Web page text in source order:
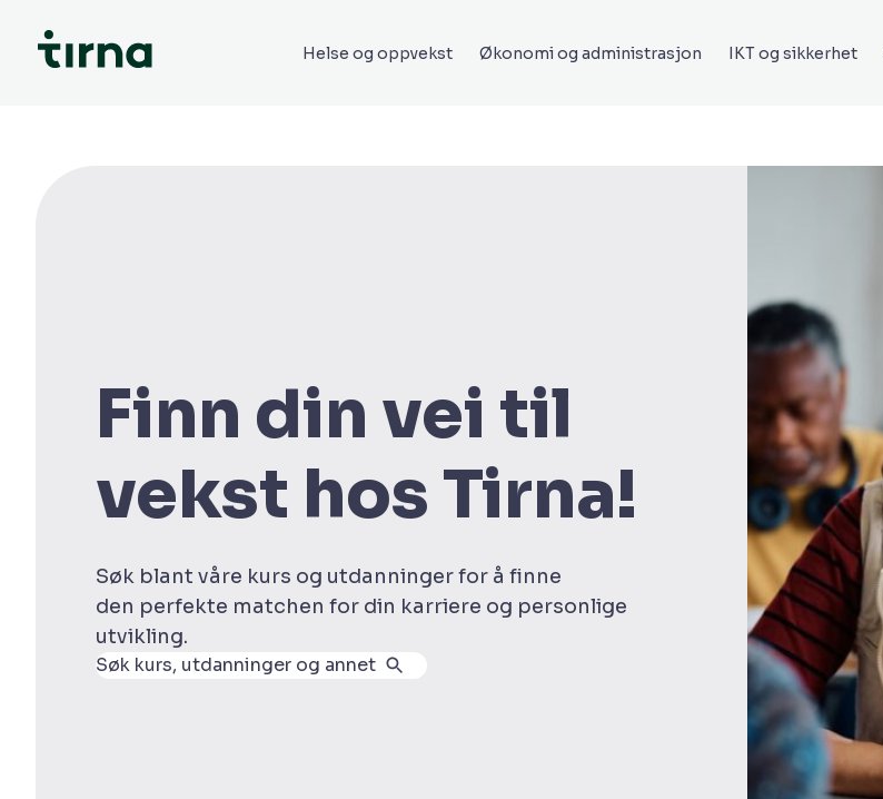
Helse og oppvekst Økonomi og administrasjon IKT og sikkerhet
Finn din vei til
vekst hos Tirna!
Søk blant våre kurs og utdanninger for å finne
den perfekte matchen for din karriere og personlige
utvikling.
Søk kurs, utdanninger og annet